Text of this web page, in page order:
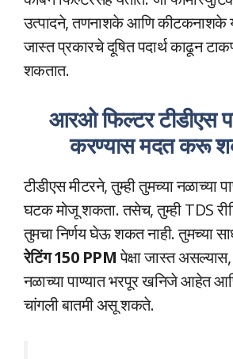
उत्पादने, तणनाशके आणि कीटकनाशके
जास्त प्रकारचे दूषित पदार्थ काढून
शकतात.
आरओ फिल्टर टीडीएस
करण्यास मदत करू
टीडीएस मीटरने, तुम्ही तुमच्या नळाच्या
घटक मोजू शकता. तसेच, तुम्ही TDS
तुमचा निर्णय घेऊ शकत नाही. तुमच्या
रेटिंग 150 PPMपेक्षा जास्त
नळाच्या पाण्यात भरपूर खनिजे आहेत
चांगली बातमी असू शकते.